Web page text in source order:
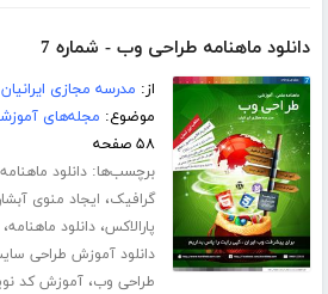
دانلود ماهنامه طراحی وب - شماره 7
از: مدرسه مجازی ایرانیان
موضوع: مجله‌های
۵۸ صفحه
برچسب‌ها:دانلود
گرافیک، ایجاد منوی
پارالاکس،دانلود ماهنامه
دانلود آموزش طراحی
طراحی وب،آموزش کد